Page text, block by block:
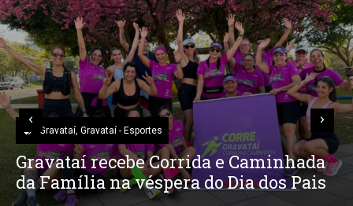
Sto Antônio,Sto Antônio – Esportes
5º Encontro dos Atrapalhados da
Trilha reúne mais de 400 pilotos e